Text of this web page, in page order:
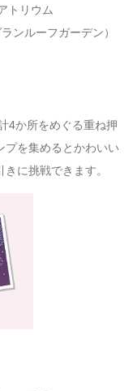
トリウム
ーフガーデン）
4か所をめぐる重ね押
プを集めるとかわいい
に挑戦できます。